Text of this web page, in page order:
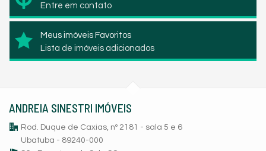
Entre em contato
Meus imóveis Favoritos
Lista de imóveis adicionados
ANDREIA SINESTRI IMÓVEIS
Rod. Duque de Caxias, nº 2181 - sala 5 e 6
Ubatuba - 89240-000